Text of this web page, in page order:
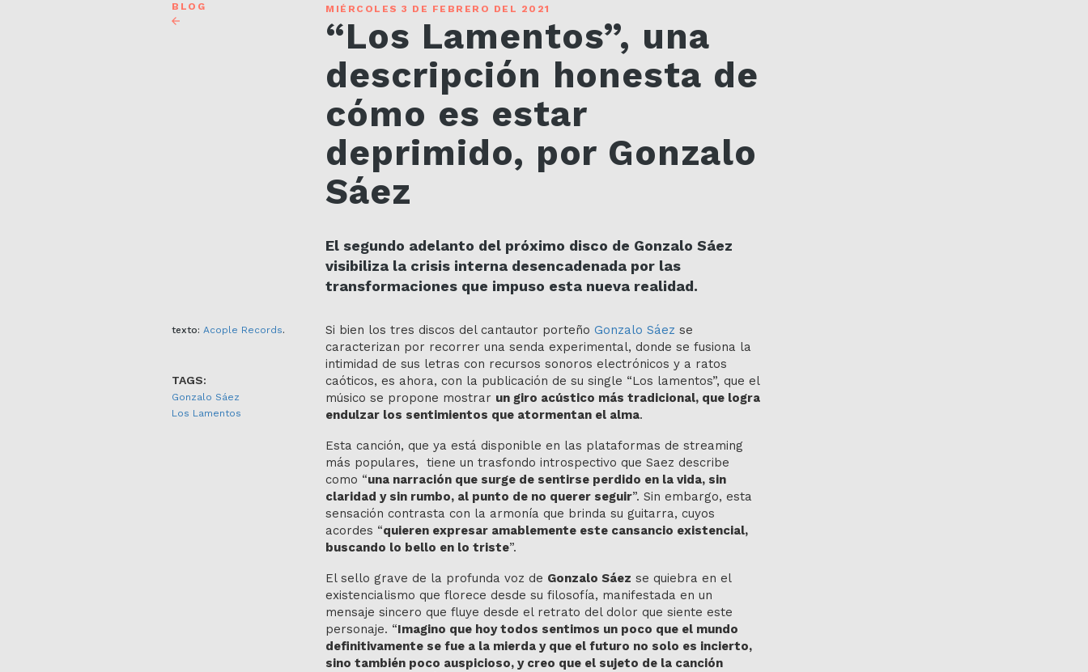
BLOG MIÉRCOLES 3 DE FEBRERO DEL 2021
“Los Lamentos”, una
descripción honesta de
cómo es estar
deprimido, por Gonzalo
Sáez
El segundo adelanto del próximo disco de Gonzalo Sáez
visibiliza la crisis interna desencadenada por las
transformaciones que impuso esta nueva realidad.
texto: Acople Records.
TAGS:
Gonzalo Sáez
Los Lamentos
Si bien los tres discos del cantautor porteño Gonzalo Sáez se
caracterizan por recorrer una senda experimental, donde se fusiona la
intimidad de sus letras con recursos sonoros electrónicos y a ratos
caóticos, es ahora, con la publicación de su single “Los lamentos”, que el
músico se propone mostrar un giro acústico más tradicional, que logra
endulzar los sentimientos que atormentan el alma.
Esta canción, que ya está disponible en las plataformas de streaming
más populares, tiene un trasfondo introspectivo que Saez describe
como “una narración que surge de sentirse perdido en la vida, sin
claridad y sin rumbo, al punto de no querer seguir”. Sin embargo, esta
sensación contrasta con la armonía que brinda su guitarra, cuyos
acordes “quieren expresar amablemente este cansancio existencial,
buscando lo bello en lo triste”.
El sello grave de la profunda voz de Gonzalo Sáez se quiebra en el
existencialismo que florece desde su filosofía, manifestada en un
mensaje sincero que fluye desde el retrato del dolor que siente este
personaje. “Imagino que hoy todos sentimos un poco que el mundo
definitivamente se fue a la mierda y que el futuro no solo es incierto,
sino también poco auspicioso, y creo que el sujeto de la canción